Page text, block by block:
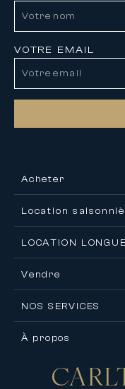
VOTRE EMAIL
Acheter
Location
LOCATION
Vendre
NOS SERVICES
À propos
Nous contacter